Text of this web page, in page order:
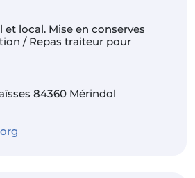
local. Mise en conserves
/ Repas traiteur pour
84360 Mérindol